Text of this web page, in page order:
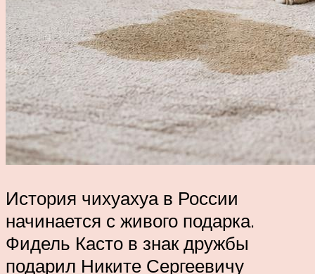
История чихуахуа в России
начинается с живого подарка.
Фидель Касто в знак дружбы
подарил Никите Сергеевичу